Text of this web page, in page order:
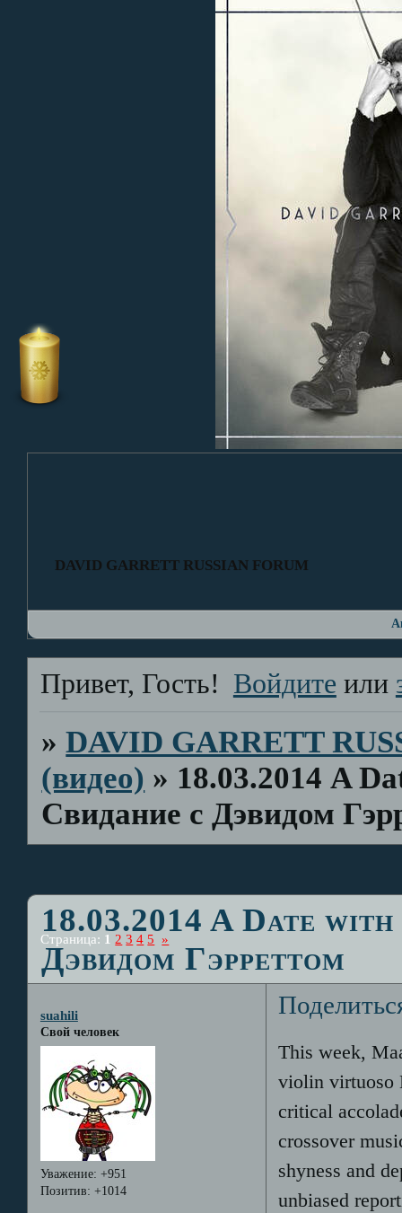
DAVID GARRETT RUSSIAN FORUM
Привет, Гость! Войдите или
»DAVID GARRETT
(видео) » 18.03.2014 A
Свидание с Дэвидом
18.03.2014 A Date
Дэвидом Гэрреттом
Страница: 1 2 3 4 5 »
suahili
Свой человек
Уважение: +951
Позитив: +1014
This week,
violin virtuoso
critical
crossover
shyness and
unbiased